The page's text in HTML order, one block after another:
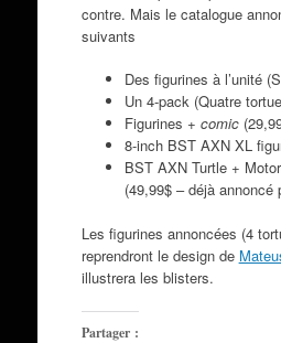
contre. Mais le catalogue
suivants
Des figurines à l’unité
Un 4-pack (Quatre
Figurines + comic
8-inch BST AXN XL
BST AXN Turtle +
(49,99$ – déjà annoncé
Les figurines annoncées (4
reprendront le design de
illustrera les blisters.
Partager :